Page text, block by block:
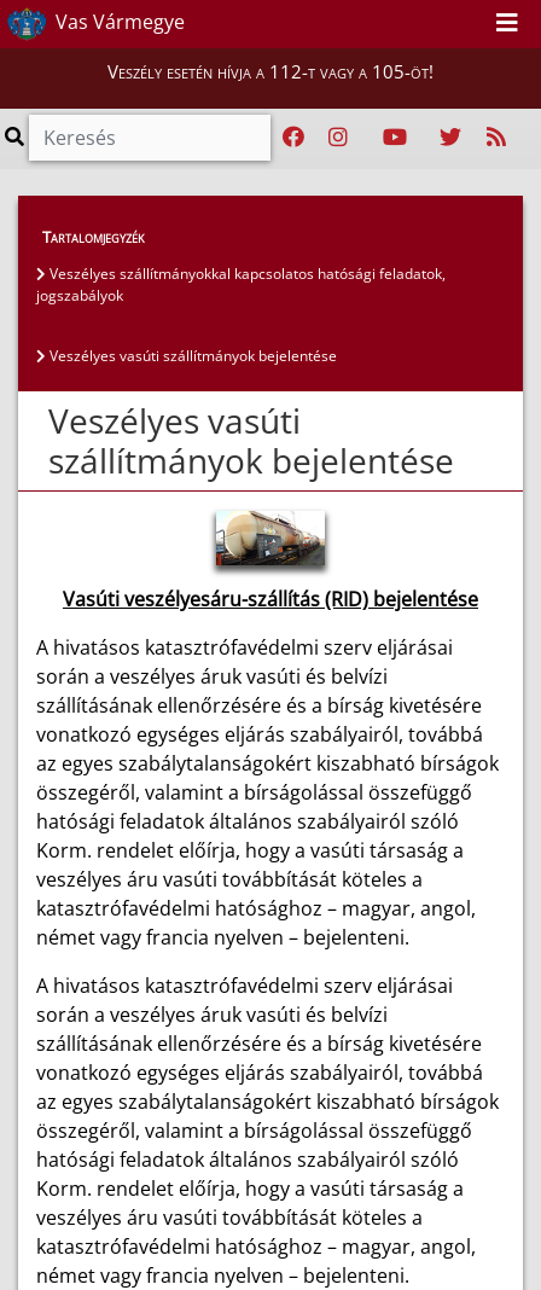
Vas Vármegye
Veszély esetén hívja a 112-t vagy a 105-öt!
Hatósági ügyek
Veszélyes vasúti szállítmányok bejelentése
Tartalomjegyzék
Veszélyes szállítmányokkal kapcsolatos hatósági feladatok,
jogszabályok
Veszélyes vasúti szállítmányok bejelentése
Veszélyes vasúti
szállítmányok bejelentése
Vasúti veszélyesáru-szállítás (RID) bejelentése
A hivatásos katasztrófavédelmi szerv eljárásai
során a veszélyes áruk vasúti és belvízi
szállításának ellenőrzésére és a bírság kivetésére
vonatkozó egységes eljárás szabályairól, továbbá
az egyes szabálytalanságokért kiszabható bírságok
összegéről, valamint a bírságolással összefüggő
hatósági feladatok általános szabályairól szóló
Korm. rendelet előírja, hogy a vasúti társaság a
veszélyes áru vasúti továbbítását köteles a
katasztrófavédelmi hatósághoz – magyar, angol,
német vagy francia nyelven – bejelenteni.
A hivatásos katasztrófavédelmi szerv eljárásai
során a veszélyes áruk vasúti és belvízi
szállításának ellenőrzésére és a bírság kivetésére
vonatkozó egységes eljárás szabályairól, továbbá
az egyes szabálytalanságokért kiszabható bírságok
összegéről, valamint a bírságolással összefüggő
hatósági feladatok általános szabályairól szóló
Korm. rendelet előírja, hogy a vasúti társaság a
veszélyes áru vasúti továbbítását köteles a
katasztrófavédelmi hatósághoz – magyar, angol,
német vagy francia nyelven – bejelenteni.